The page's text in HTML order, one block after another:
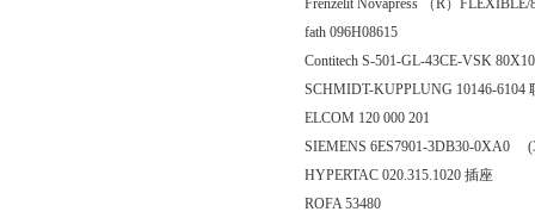
Frenzelit Novapress （R）
fath 096H08615
Contitech S-501-GL-43CE-VSK
SCHMIDT-KUPPLUNG 10146-6104
ELCOM 120 000 201
SIEMENS 6ES7901-3DB30-0XA0
HYPERTAC 020.315.1020 插座
ROFA 53480